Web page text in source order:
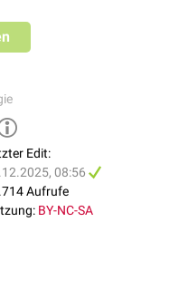
ein
Edit:
08:56
Aufrufe
BY-NC-SA